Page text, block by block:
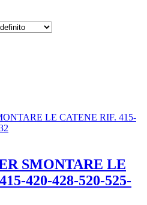
SMONTARE LE
420-428-520-525-